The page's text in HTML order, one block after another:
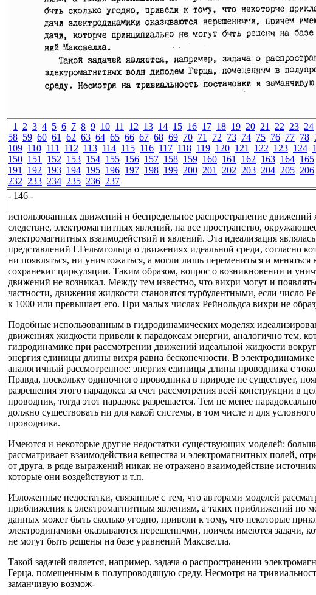
1 2 3 4 5 6 7 8 9 10 11 12 13 14 15 16 17 18 19 20 21 22 23 24
58 59 60 61 62 63 64 65 66 67 68 69 70 71 72 73 74 75 76 77 78
109 110 111 112 113 114 115 116 117 118 119 120 121 122 123 124
150 151 152 153 154 155 156 157 158 159 160 161 162 163 164 165
191 192 193 194 195 196 197 198 199 200 201 202 203 204 205 206
232 233 234 235 236 237
- 146 -
использованных движений и беспредельное распространение движений
следствие, электромагнитных явлений, на все пространство,
электромагнитных взаимодействий и явлений. Эта идеализация
представлений Г.Гельмгольца о движениях идеальной среди, согласно
ни появляться, ни уничтожаться, а могли лишь перемениться и меняться
сохранекиг циркуляции. Таким образом, вопрос о возникновении и
движений не возникал. Между тем известно, что вихри могут и
частности, движения жидкости становятся турбулентными, если число
к 1000 или превышает его. При малых числах Рейнольдса вихри не
Подобные использованным в гидродинамических моделях
движениях жидкости привели к парадоксам энергии, аналогично тем,
гидродинамике при рассмотрении движений идеальной жидкости
энергия единицы длины вихря равна бесконечности. В электродинамике
аналогичный рассмотренное: энергия единицы длины проводника с
Правда, поскольку одиночного проводника в природе не существует,
разрешения этого парадокса за счет рассмотрения всей конструкции в
проводник, тогда этот парадокс разрешается. Тем не менее
должно существовать ни для какой системы, в том числе и для
проводника.
Имеются и некоторые другие недостатки существующих моделей:
рассматривает взаимодействия вещества и электромагнитных полей,
от друга, в ряде выражений никак не отражено взаимодействие
которые они воздействуют и т.п.
Изложенные недостатки, связанные с тем, что авторами моделей
приближения к электромагнитным явлениям, а таких приближений по
данных может быть сколько угодно, привели к тому, что некоторые
электродинамики оказываются нерешеннчми, поичем имеются задачи,
не могут быть решены на базе уравнений Максвелла.
Такой задачей является, например, задача о распространении
Герца, помещенным в полупроводящую среду. Несмотря на
заманчивую возмож-